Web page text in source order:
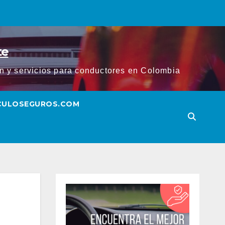
servicios para conductores en Colombia